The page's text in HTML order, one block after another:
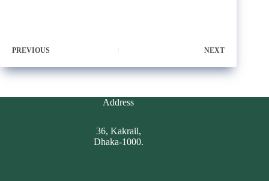
PREVIOUS NEXT
Address
36, Kakrail,
Dhaka-1000.